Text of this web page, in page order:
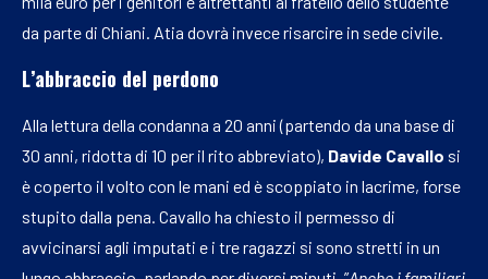
da parte di Chiani. Atia dovrà invece risarcire in sede civile.
L’abbraccio del perdono
Alla lettura della condanna a 20 anni (partendo da una base di
30 anni, ridotta di 10 per il rito abbreviato), Davide Cavallo si
è coperto il volto con le mani ed è scoppiato in lacrime, forse
stupito dalla pena. Cavallo ha chiesto il permesso di
avvicinarsi agli imputati e i tre ragazzi si sono stretti in un